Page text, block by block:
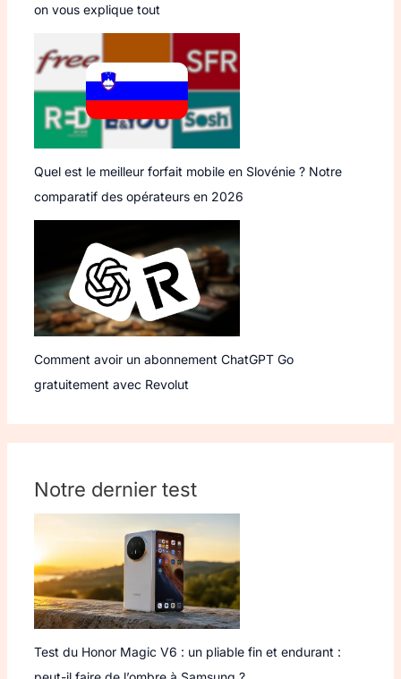
on vous explique tout
Quel est le meilleur forfait mobile en Slovénie ? Notre
comparatif des opérateurs en 2026
Comment avoir un abonnement ChatGPT Go
gratuitement avec Revolut
Notre dernier test
Test du Honor Magic V6 : un pliable fin et endurant :